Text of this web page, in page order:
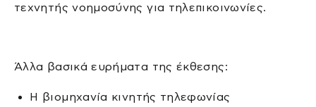
τεχνητής νοημοσύνης για τηλεπικοινωνίες.
Άλλα βασικά ευρήματα της έκθεσης:
Η βιομηχανία κινητής τηλεφωνίας